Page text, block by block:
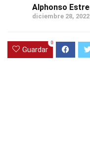
Alphonso
diciembre 28, 2022
Guardar
0